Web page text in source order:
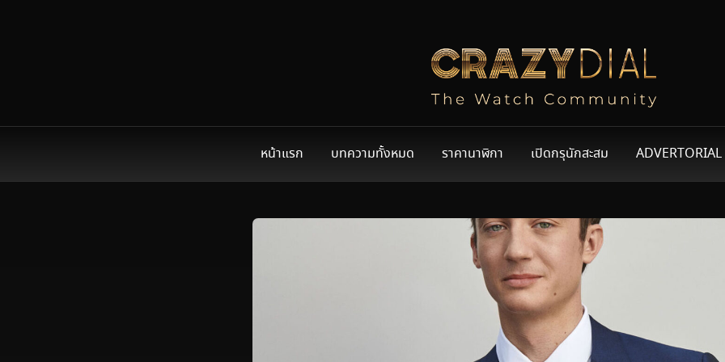
หน้าแรก บทความทั้งหมด ราคานาฬิกา เปิดกรุนักสะสม ADVERTORIAL